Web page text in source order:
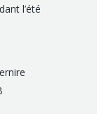
l’été